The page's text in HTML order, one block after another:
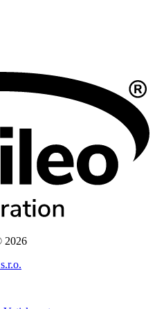
2026